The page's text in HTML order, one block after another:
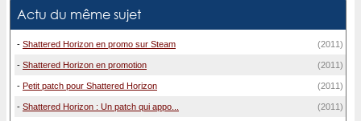
Actu du même sujet
- Shattered Horizon en promo sur Steam (2011)
- Shattered Horizon en promotion (2011)
- Petit patch pour Shattered Horizon (2011)
- Shattered Horizon : Un patch qui appo... (2011)